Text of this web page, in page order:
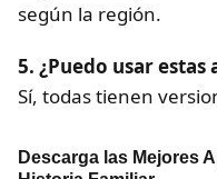
según la región.
5. ¿Puedo usar
Sí, todas tienen
Descarga las Mejores